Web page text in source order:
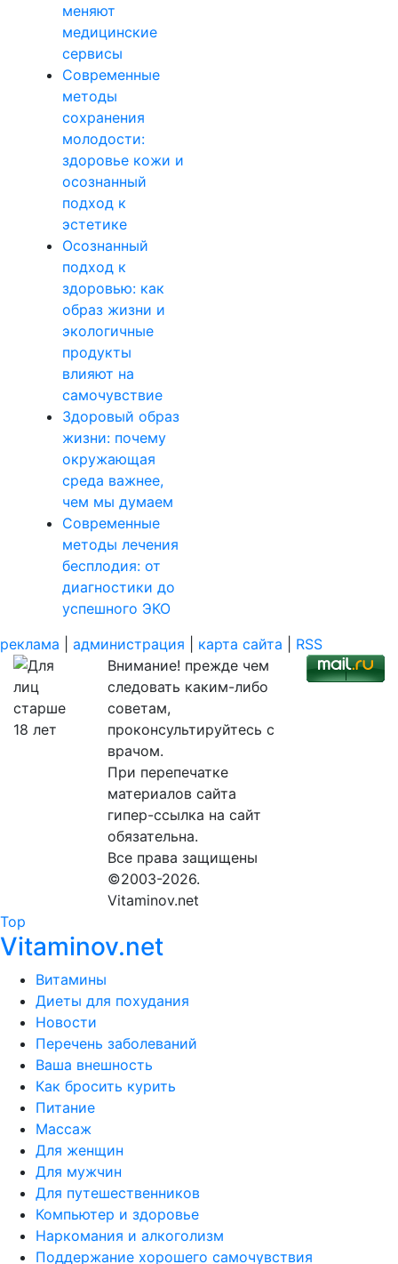
меняют
медицинские
сервисы
Современные
методы
сохранения
молодости:
здоровье кожи и
осознанный
подход к
эстетике
Осознанный
подход к
здоровью: как
образ жизни и
экологичные
продукты
влияют на
самочувствие
Здоровый образ
жизни: почему
окружающая
среда важнее,
чем мы думаем
Современные
методы лечения
бесплодия: от
диагностики до
успешного ЭКО
реклама
администрация карта сайта
RSS
Внимание! прежде чем
следовать каким-либо
советам,
проконсультируйтесь с
врачом.
При перепечатке
материалов сайта
гипер-ссылка на сайт
обязательна.
Все права защищены
©2003-2026.
Vitaminov.net
Top
Vitaminov.net
Витамины
Диеты для похудания
Новости
Перечень заболеваний
Ваша внешность
Как бросить курить
Питание
Массаж
Для женщин
Для мужчин
Для путешественников
Компьютер и здоровье
Наркомания и алкоголизм
Поддержание хорошего самочувствия